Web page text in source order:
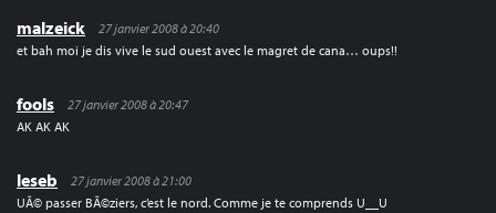
malzeick
27 janvier 2008 à 20:40
et bah moi je dis vive le sud ouest avec le magret de cana… oups!!
fools
27 janvier 2008 à 20:47
AK AK AK
leseb
27 janvier 2008 à 21:00
UÃ© passer BÃ©ziers, c’est le nord. Comme je te comprends U__U